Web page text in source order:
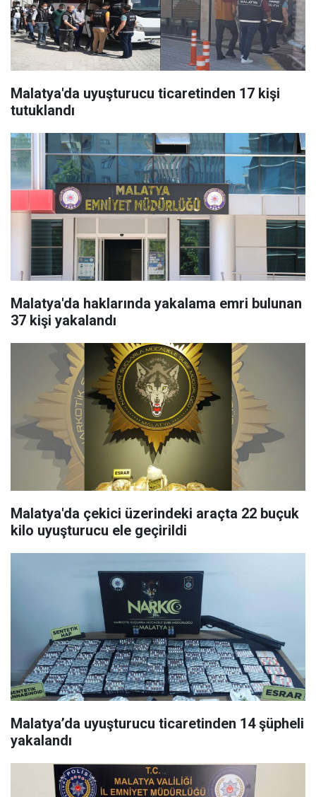
Malatya'da uyuşturucu ticaretinden 17 kişi
tutuklandı
Malatya'da haklarında yakalama emri bulunan
37 kişi yakalandı
Malatya'da çekici üzerindeki araçta 22 buçuk
kilo uyuşturucu ele geçirildi
Malatya’da uyuşturucu ticaretinden 14 şüpheli
yakalandı